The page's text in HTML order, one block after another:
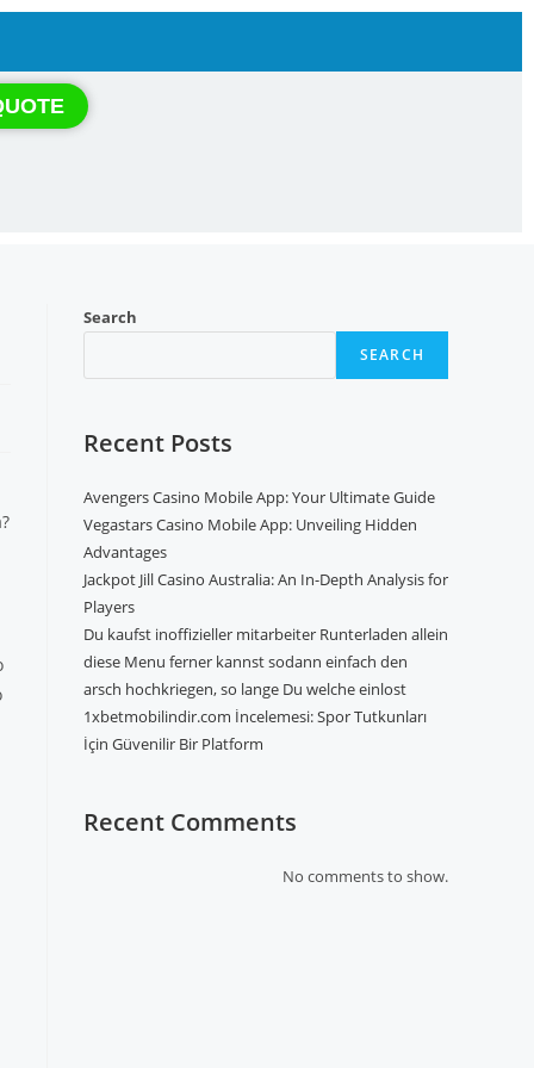
Search
SEARCH
Recent Posts
Avengers Casino Mobile App: Your Ultimate Guide
Vegastars Casino Mobile App: Unveiling Hidden
Advantages
Jackpot Jill Casino Australia: An In-Depth Analysis for
Players
Du kaufst inoffizieller mitarbeiter Runterladen allein
diese Menu ferner kannst sodann einfach den
arsch hochkriegen, so lange Du welche einlost
1xbetmobilindir.com İncelemesi: Spor Tutkunları
İçin Güvenilir Bir Platform
Recent Comments
No comments to show.